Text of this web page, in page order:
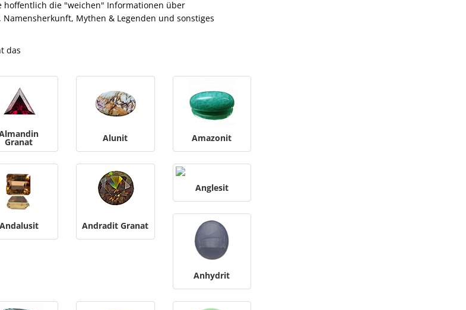
hoffentlich die "weichen" Informationen über
Mythen & Legenden und sonstiges
das
Granat Alunit Amazonit
Andalusit Andradit Granat
Anglesit
Anhydrit